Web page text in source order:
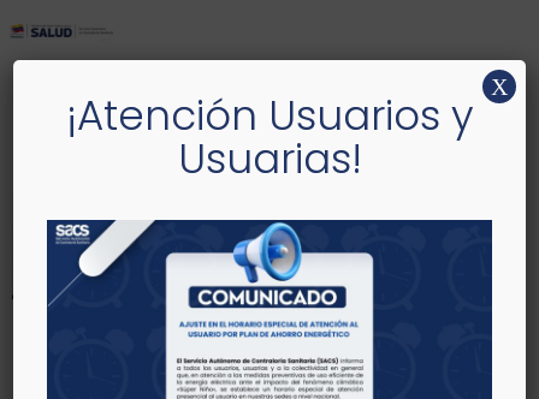
¡Atención Usuarios y
Usuarias!
X